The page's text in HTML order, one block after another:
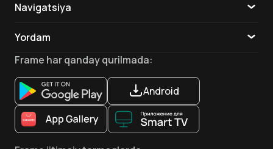
Navigatsiya
Yordam
Aloqa
Ilovalar
Frame har qanday qurilmada:
Android